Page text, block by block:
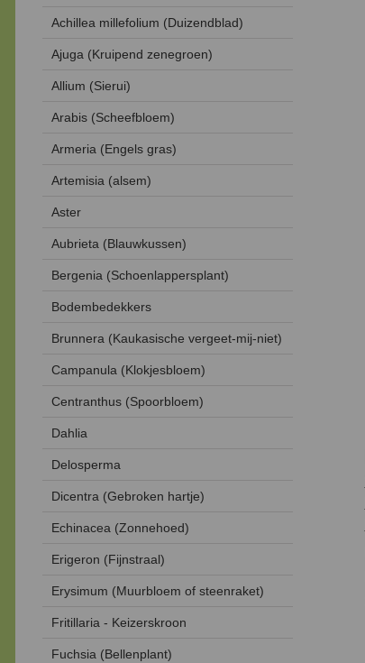
Achillea millefolium (Duizendblad)
Ajuga (Kruipend zenegroen)
Allium (Sierui)
Arabis (Scheefbloem)
Armeria (Engels gras)
Artemisia (alsem)
Aster
Aubrieta (Blauwkussen)
Bergenia (Schoenlappersplant)
Bodembedekkers
Brunnera (Kaukasische vergeet-mij-niet)
Campanula (Klokjesbloem)
Centranthus (Spoorbloem)
Dahlia
Delosperma
Dicentra (Gebroken hartje)
Echinacea (Zonnehoed)
Erigeron (Fijnstraal)
Erysimum (Muurbloem of steenraket)
Fritillaria - Keizerskroon
Fuchsia (Bellenplant)